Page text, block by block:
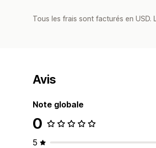
Tous les frais sont facturés en USD.
Avis
Note globale
0
5